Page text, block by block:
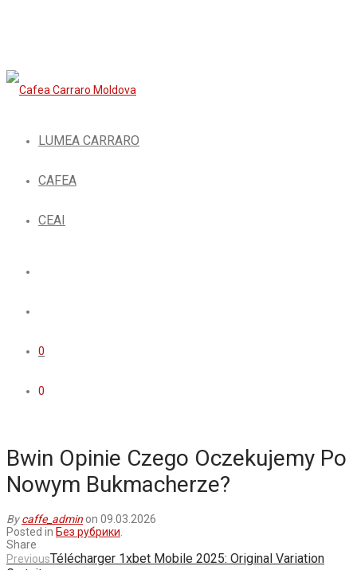
LUMEA CARRARO
CAFEA
CEAI
0
0
Bwin Opinie Czego Oczekujemy Po
Nowym Bukmacherze?
Bycaffe_admin on 09.03.2026
Posted in Без рубрики
Share
PreviousTélécharger 1xbet Mobile 2025: Original Variation